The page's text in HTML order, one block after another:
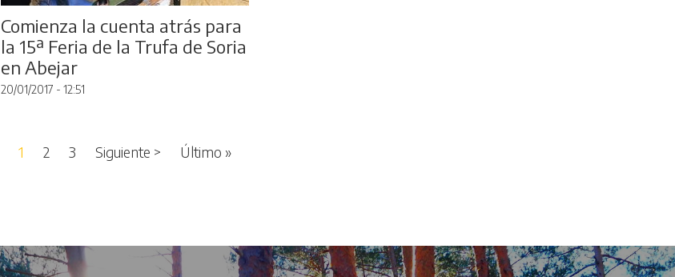
Comienza la cuenta atrás para
la 15ª Feria de la Trufa de Soria
en Abejar
20/01/2017 - 12:51
1 2 3 Siguiente >Siguiente página
Último »Última página